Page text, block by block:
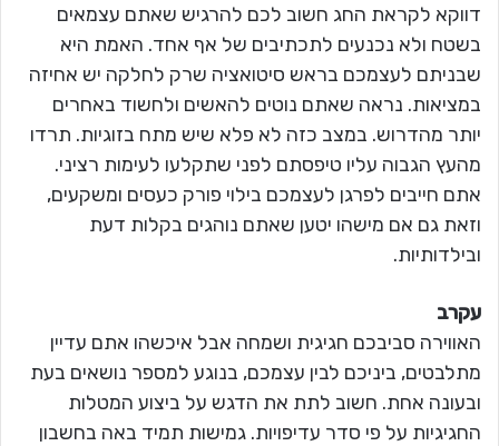
דווקא לקראת החג חשוב לכם להרגיש שאתם עצמאים
בשטח ולא נכנעים לתכתיבים של אף אחד. האמת היא
שבניתם לעצמכם בראש סיטואציה שרק לחלקה יש אחיזה
במציאות. נראה שאתם נוטים להאשים ולחשוד באחרים
יותר מהדרוש. במצב כזה לא פלא שיש מתח בזוגיות. תרדו
מהעץ הגבוה עליו טיפסתם לפני שתקלעו לעימות רציני.
אתם חייבים לפרגן לעצמכם בילוי פורק כעסים ומשקעים,
וזאת גם אם מישהו יטען שאתם נוהגים בקלות דעת
ובילדותיות.
עקרב
האווירה סביבכם חגיגית ושמחה אבל איכשהו אתם עדיין
מתלבטים, ביניכם לבין עצמכם, בנוגע למספר נושאים בעת
ובעונה אחת. חשוב לתת את הדגש על ביצוע המטלות
החגיגיות על פי סדר עדיפויות. גמישות תמיד באה בחשבון